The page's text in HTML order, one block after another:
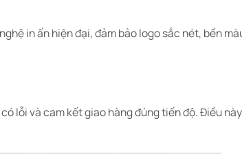
in ấn hiện đại, đảm bảo logo sắc nét, bền
lỗi và cam kết giao hàng đúng tiến độ. Điều